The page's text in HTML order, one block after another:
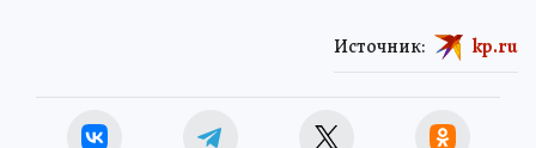
Источник: kp.ru